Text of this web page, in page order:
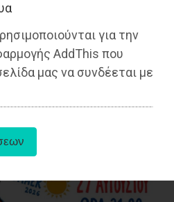
για την
AddThis που
μας να συνδέεται με
2021
Dimotisnews